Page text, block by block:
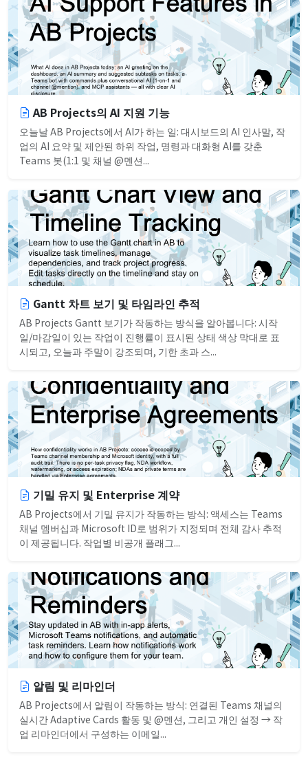
AB Projects의 AI 지원 기능
오늘날 AB Projects에서 AI가 하는 일: 대시보드의 AI 인사말, 작
업의 AI 요약 및 제안된 하위 작업, 명령과 대화형 AI를 갖춘
Teams 봇(1:1 및 채널 @멘션...
Gantt 차트 보기 및 타임라인 추적
AB Projects Gantt 보기가 작동하는 방식을 알아봅니다: 시작
일/마감일이 있는 작업이 진행률이 표시된 상태 색상 막대로 표
시되고, 오늘과 주말이 강조되며, 기한 초과 스...
기밀 유지 및 Enterprise 계약
AB Projects에서 기밀 유지가 작동하는 방식: 액세스는 Teams
채널 멤버십과 Microsoft ID로 범위가 지정되며 전체 감사 추적
이 제공됩니다. 작업별 비공개 플래그...
알림 및 리마인더
AB Projects에서 알림이 작동하는 방식: 연결된 Teams 채널의
실시간 Adaptive Cards 활동 및 @멘션, 그리고 개인 설정 → 작
업 리마인더에서 구성하는 이메일...